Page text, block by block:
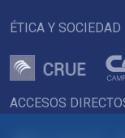
ACCESOS
ÉTICA Y SOCIEDAD